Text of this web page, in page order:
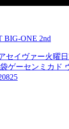
BIG-ONE 2nd
セイヴァー火曜
袋ゲーセンミカド